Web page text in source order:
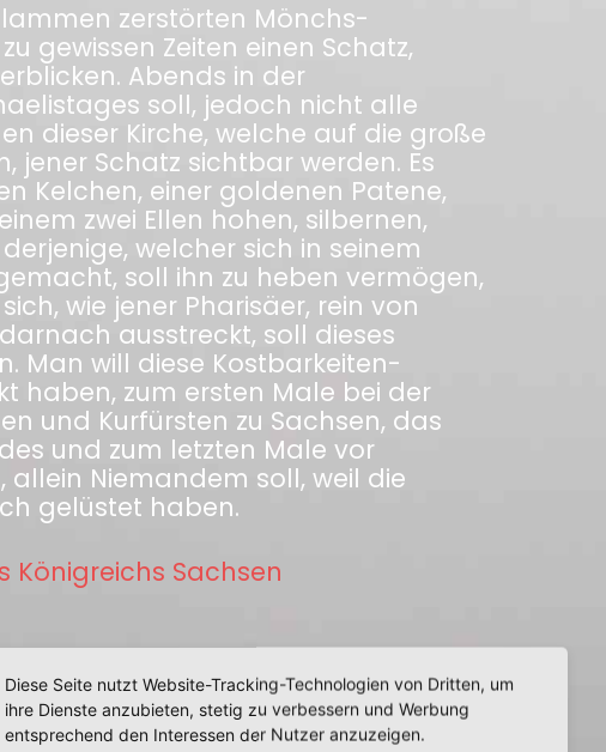
zerstörten Mönchs-
gewissen Zeiten einen Schatz,
Abends in der
soll, jedoch nicht alle
dieser Kirche, welche auf die große
jener Schatz sichtbar werden. Es
Kelchen, einer goldenen Patene,
zwei Ellen hohen, silbernen,
welcher sich in seinem
soll ihn zu heben vermögen,
wie jener Pharisäer, rein von
ausstreckt, soll dieses
Man will diese Kostbarkeiten-
haben, zum ersten Male bei der
und Kurfürsten zu Sachsen, das
und zum letzten Male vor
allein Niemandem soll, weil die
gelüstet haben.
Königreichs Sachsen
Diese Seite nutzt Website-Tracking-Technologien von Dritten, um
ihre Dienste anzubieten, stetig zu verbessern und Werbung
entsprechend den Interessen der Nutzer anzuzeigen.